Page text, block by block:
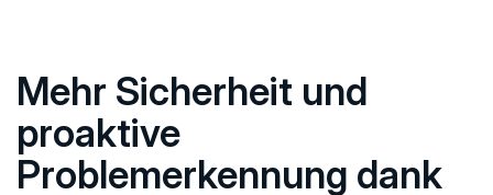
Mehr Sicherheit und
proaktive
Problemerkennung dank